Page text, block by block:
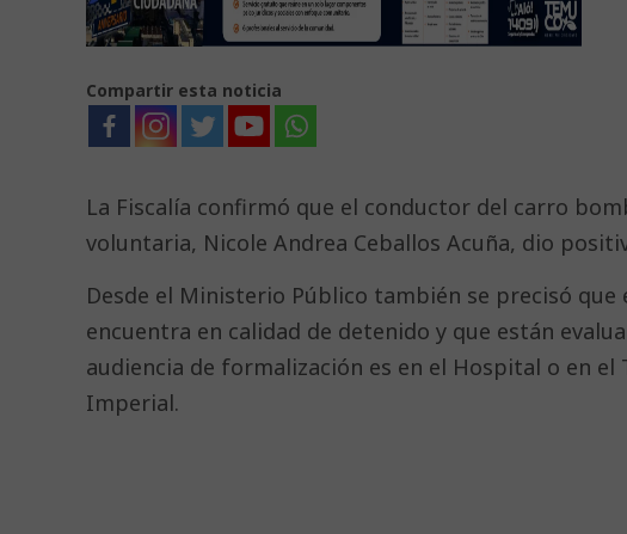
Compartir esta noticia
La Fiscalía confirmó que el conductor del carro
voluntaria, Nicole Andrea Ceballos Acuña, dio
Desde el Ministerio Público también se precisó
encuentra en calidad de detenido y que están
audiencia de formalización es en el Hospital o en el
Imperial.